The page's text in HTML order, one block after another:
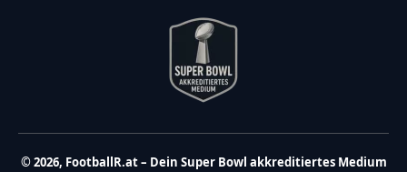
© 2026, FootballR.at – Dein Super Bowl akkreditiertes Medium